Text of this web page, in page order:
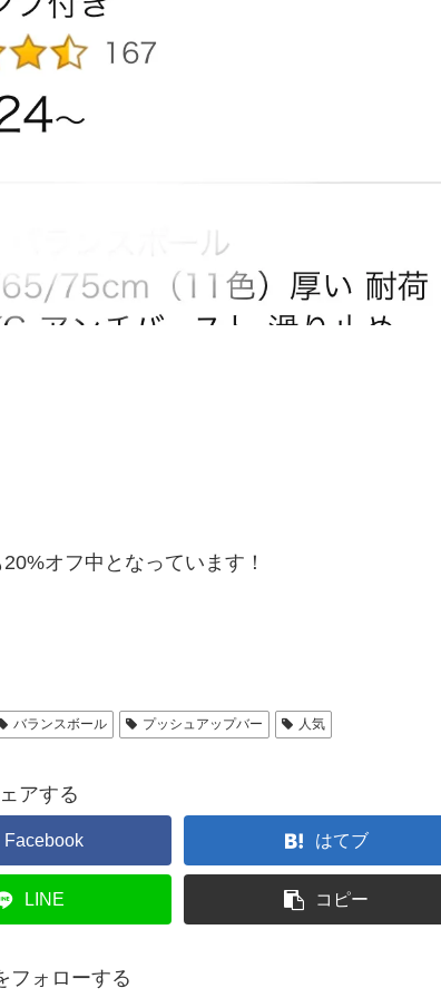
オフ中となっています！
バランスボール プッシュアップバー 人気
アする
Facebook はてブ
LINE コピー
フォローする